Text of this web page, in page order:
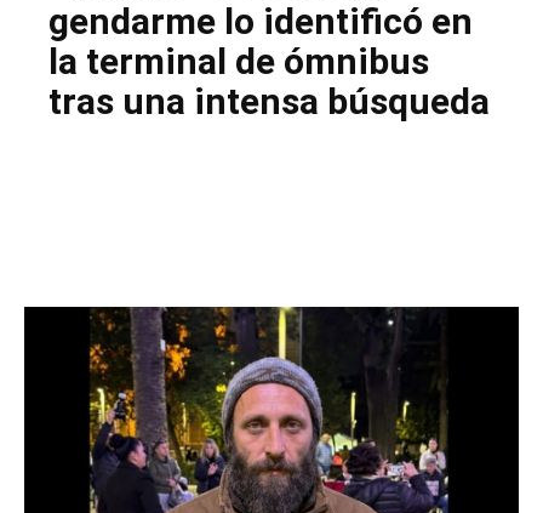
gendarme lo identificó en
la terminal de ómnibus
tras una intensa búsqueda